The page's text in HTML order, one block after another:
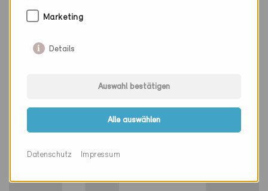
Minergie
Renens 1020
Marketing
Details
Auswahl bestätigen
Alle auswählen
Datenschutz Impressum